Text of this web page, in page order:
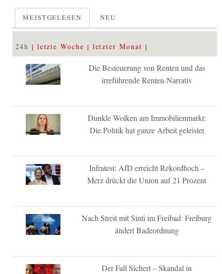
MEISTGELESEN NEU
24h letzte Woche letzter Monat
Die Besteuerung von Renten und das
irreführende Renten-Narrativ
Dunkle Wolken am Immobilienmarkt:
Die Politik hat ganze Arbeit geleistet
Infratest: AfD erreicht Rekordhoch –
Merz drückt die Union auf 21 Prozent
Nach Streit mit Sinti im Freibad: Freiburg
ändert Badeordnung
Der Fall Sichert – Skandal in